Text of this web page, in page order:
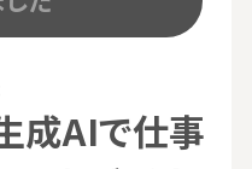
成AIで仕事